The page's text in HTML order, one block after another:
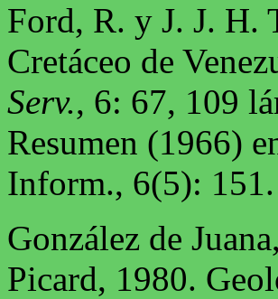
Ford, R. y J. J. H.
Cretáceo de
Serv., 6: 67, 109
Resumen (1966)
Inform., 6(5): 151.
González de
Picard, 1980.